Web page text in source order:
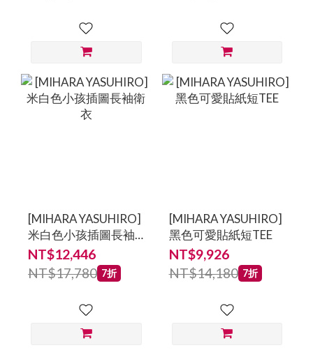
[MIHARA YASUHIRO]
米白色小孩插圖長袖
衛衣
NT$12,446
NT$17,780 7折
[MIHARA YASUHIRO]
黑色可愛貼紙短TEE
NT$9,926
NT$14,180 7折